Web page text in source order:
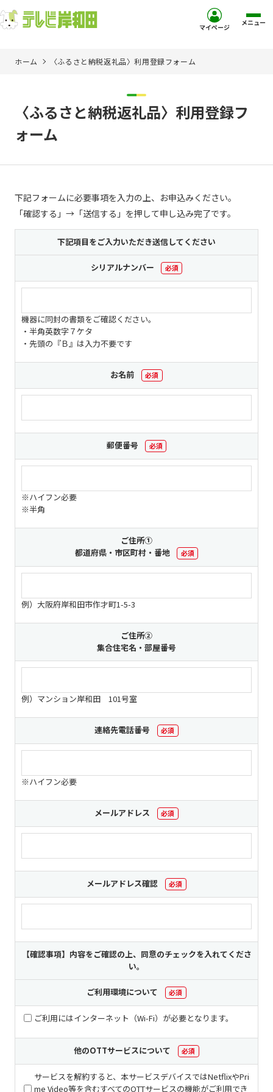
サービス
お客様サポート
お知らせ
ご加入を検討中の方
お問い合わせ
お問い合わせ
ご加入お申し込み・資
契約約款
個人情報保護に関する基
本方針
個人情報の保護に関する
公表事項
番組放送基準
放送番組審議会
よくある質問
マスコットファミリー
マイページ メニュー
ホーム 〈ふるさと納税返礼品〉利用登録フォーム
〈ふるさと納税返礼品〉利用登録フ
ォーム
下記フォームに必要事項を入力の上、お申込みください。
「確認する」→「送信する」を押して申し込み完了です。
下記項目をご入力いただき送信してください
シリアルナンバー 必須
機器に同封の書類をご確認ください。
・半角英数字７ケタ
・先頭の『Ｂ』は入力不要です
お名前 必須
郵便番号 必須
※ハイフン必要
※半角
ご住所①
都道府県・市区町村・番地
必須
例）大阪府岸和田市作才町1-5-3
ご住所②
集合住宅名・部屋番号
例）マンション岸和田 101号室
連絡先電話番号 必須
※ハイフン必要
メールアドレス 必須
メールアドレス確認 必須
【確認事項】内容をご確認の上、同意のチェックを入れてくださ
い。
ご利用環境について 必須
ご利用にはインターネット（Wi-Fi）が必要となります。
他のOTTサービスについて 必須
サービスを解約すると、本サービスデバイスではNetflixやPri
me Video等を含むすべてのOTTサービスの機能がご利用でき